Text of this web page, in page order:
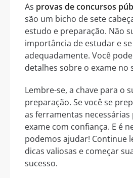
As provas de concursos
são um bicho de sete
estudo e preparação. Não
importância de estudar e
adequadamente. Você
detalhes sobre o exame no
Lembre-se, a chave para o
preparação. Se você se
as ferramentas
exame com confiança. E é
podemos ajudar! Continue
dicas valiosas e começar
sucesso.